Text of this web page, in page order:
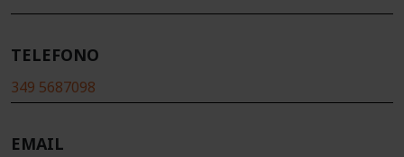
TELEFONO
349 5687098
EMAIL